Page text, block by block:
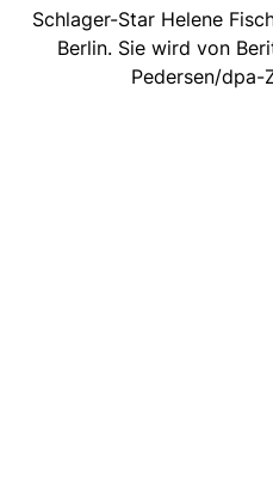
Schlager-Star Helene
Berlin. Sie wird von
Pedersen/